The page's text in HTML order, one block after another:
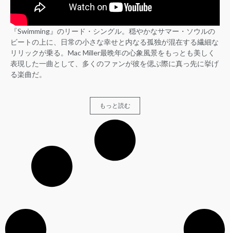
『Swimming』のリード・シングル。穏やかなサマー・ソウルの
ビートの上に、日常の小さな幸せと内なる孤独が混在する繊細な
リリックが乗る。Mac Miller最晩年の心象風景をもっとも美しく
表現した一曲として、多くのファンが彼を偲ぶ際に真っ先に挙げ
る楽曲だ。
もっと読む